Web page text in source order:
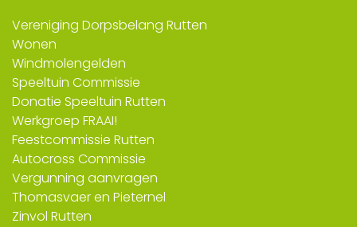
Vereniging Dorpsbelang Rutten
Wonen
Windmolengelden
Speeltuin Commissie
Donatie Speeltuin Rutten
Werkgroep FRAAI!
Feestcommissie Rutten
Autocross Commissie
Vergunning aanvragen
Thomasvaer en Pieternel
Zinvol Rutten